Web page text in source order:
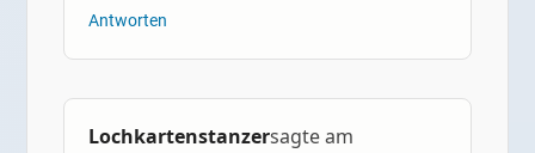
Antworten
Lochkartenstanzersagte am